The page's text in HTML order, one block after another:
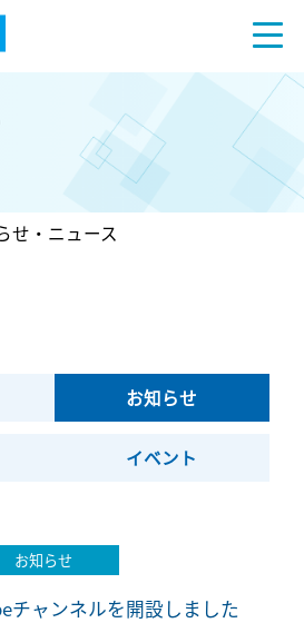
せ・ニュース
お知らせ
イベント
お知らせ
チャンネルを開設しました